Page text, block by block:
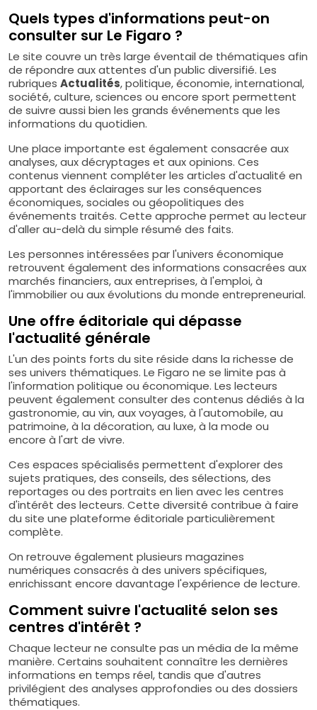
Quels types d'informations peut-on
consulter sur Le Figaro ?
Le site couvre un très large éventail de thématiques afin
de répondre aux attentes d'un public diversifié. Les
rubriques Actualités, politique, économie, international,
société, culture, sciences ou encore sport permettent
de suivre aussi bien les grands événements que les
informations du quotidien.
Une place importante est également consacrée aux
analyses, aux décryptages et aux opinions. Ces
contenus viennent compléter les articles d'actualité en
apportant des éclairages sur les conséquences
économiques, sociales ou géopolitiques des
événements traités. Cette approche permet au lecteur
d'aller au-delà du simple résumé des faits.
Les personnes intéressées par l'univers économique
retrouvent également des informations consacrées aux
marchés financiers, aux entreprises, à l'emploi, à
l'immobilier ou aux évolutions du monde entrepreneurial.
Une offre éditoriale qui dépasse
l'actualité générale
L'un des points forts du site réside dans la richesse de
ses univers thématiques. Le Figaro ne se limite pas à
l'information politique ou économique. Les lecteurs
peuvent également consulter des contenus dédiés à la
gastronomie, au vin, aux voyages, à l'automobile, au
patrimoine, à la décoration, au luxe, à la mode ou
encore à l'art de vivre.
Ces espaces spécialisés permettent d'explorer des
sujets pratiques, des conseils, des sélections, des
reportages ou des portraits en lien avec les centres
d'intérêt des lecteurs. Cette diversité contribue à faire
du site une plateforme éditoriale particulièrement
complète.
On retrouve également plusieurs magazines
numériques consacrés à des univers spécifiques,
enrichissant encore davantage l'expérience de lecture.
Comment suivre l'actualité selon ses
centres d'intérêt ?
Chaque lecteur ne consulte pas un média de la même
manière. Certains souhaitent connaître les dernières
informations en temps réel, tandis que d'autres
privilégient des analyses approfondies ou des dossiers
thématiques.